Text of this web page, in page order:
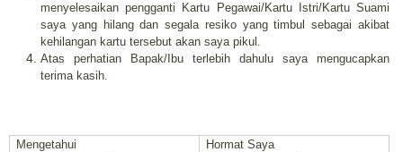
menyelesaikan pengganti Kartu Pegawai/Kartu Istri/Kartu Suami
saya yang hilang dan segala resiko yang timbul sebagai akibat
kehilangan kartu tersebut akan saya pikul.
Atas perhatian Bapak/Ibu terlebih dahulu saya mengucapkan
terima kasih.
Mengetahui
Hormat Saya